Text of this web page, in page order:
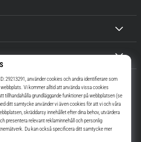
Top4Running.se
dig att gå ut och springa. Snabbare. Med